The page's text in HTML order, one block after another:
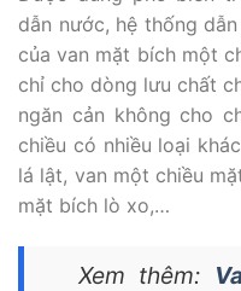
dẫn nước, hệ thống
của van mặt bích một
chỉ cho dòng lưu chất
ngăn cản không cho
chiều có nhiều loại
lá lật, van một chiều
mặt bích lò xo,…
Xem thêm: